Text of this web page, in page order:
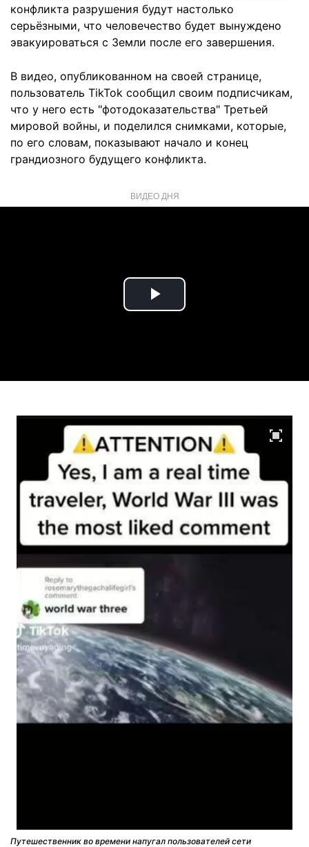
конфликта разрушения будут настолько
серьёзными, что человечество будет вынуждено
эвакуироваться с Земли после его завершения.
В видео, опубликованном на своей странице,
пользователь TikTok сообщил своим подписчикам,
что у него есть "фотодоказательства" Третьей
мировой войны, и поделился снимками, которые,
по его словам, показывают начало и конец
грандиозного будущего конфликта.
ВИДЕО ДНЯ
Play
Путешественник во времени напугал пользователей сети